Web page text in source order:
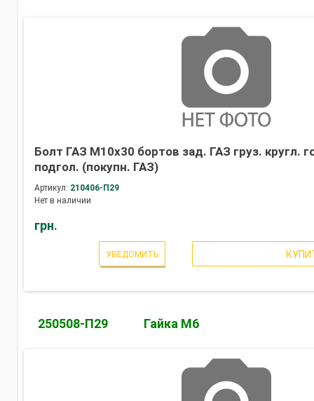
Болт ГАЗ М10х30 бортов зад. ГАЗ груз. кругл.
подгол. (покупн. ГАЗ)
Артикул: 210406-П29
Нет в наличии
грн.
УВЕДОМИТЬ
250508-П29 Гайка М6